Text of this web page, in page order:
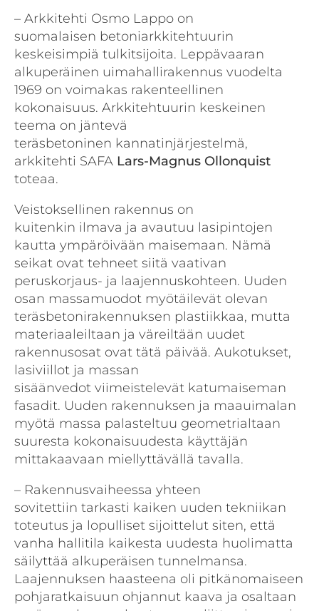
– Arkkitehti Osmo Lappo on
suomalaisen betoniarkkitehtuurin
keskeisimpiä tulkitsijoita. Leppävaaran
alkuperäinen uimahallirakennus vuodelta
1969 on voimakas rakenteellinen
kokonaisuus. Arkkitehtuurin keskeinen
teema on jäntevä
teräsbetoninen kannatinjärjestelmä,
arkkitehti SAFA Lars-Magnus Ollonquist
toteaa.
Veistoksellinen rakennus on
kuitenkin ilmava ja avautuu lasipintojen
kautta ympäröivään maisemaan. Nämä
seikat ovat tehneet siitä vaativan
peruskorjaus- ja laajennuskohteen. Uuden
osan massamuodot myötäilevät olevan
teräsbetonirakennuksen plastiikkaa, mutta
materiaaleiltaan ja väreiltään uudet
rakennusosat ovat tätä päivää. Aukotukset,
lasiviillot ja massan
sisäänvedot viimeistelevät katumaiseman
fasadit. Uuden rakennuksen ja maauimalan
myötä massa palasteltuu geometrialtaan
suuresta kokonaisuudesta käyttäjän
mittakaavaan miellyttävällä tavalla.
– Rakennusvaiheessa yhteen
sovitettiin tarkasti kaiken uuden tekniikan
toteutus ja lopulliset sijoittelut siten, että
vanha hallitila kaikesta uudesta huolimatta
säilyttää alkuperäisen tunnelmansa.
Laajennuksen haasteena oli pitkänomaiseen
pohjaratkaisuun ohjannut kaava ja osaltaan